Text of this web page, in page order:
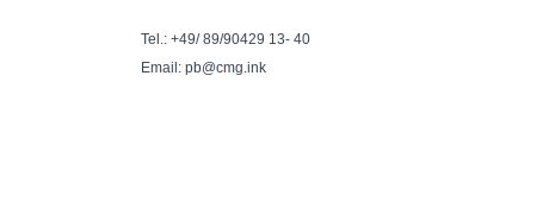
Tel.: +49/ 89/90429 13- 40
Email: pb@cmg.ink